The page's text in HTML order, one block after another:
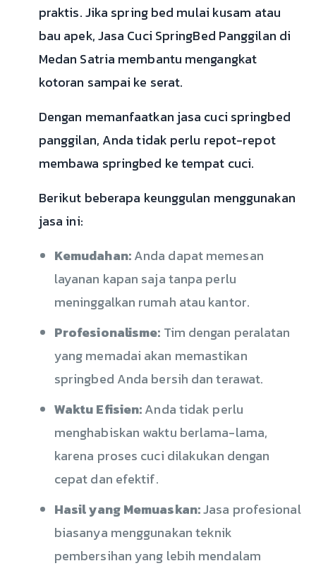
praktis. Jika spring bed mulai kusam atau
bau apek, Jasa Cuci SpringBed Panggilan di
Medan Satria membantu mengangkat
kotoran sampai ke serat.
Dengan memanfaatkan jasa cuci springbed
panggilan, Anda tidak perlu repot-repot
membawa springbed ke tempat cuci.
Berikut beberapa keunggulan menggunakan
jasa ini:
Kemudahan:Anda dapat memesan
layanan kapan saja tanpa perlu
meninggalkan rumah atau kantor.
Profesionalisme: Tim dengan peralatan
yang memadai akan memastikan
springbed Anda bersih dan terawat.
Waktu Efisien:Anda tidak perlu
menghabiskan waktu berlama-lama,
karena proses cuci dilakukan dengan
cepat dan efektif.
Hasil yang Memuaskan:Jasa profesional
biasanya menggunakan teknik
pembersihan yang lebih mendalam